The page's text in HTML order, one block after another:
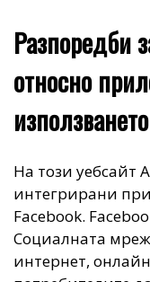
Разпоредби
относно
На този уебсайт
интегрирани
Facebook.
Социалната
интернет,